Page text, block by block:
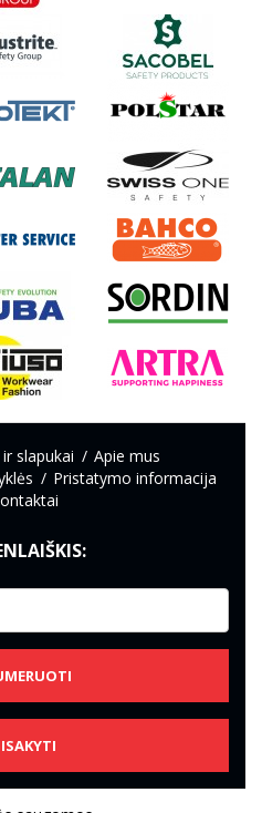
slapukai
Apie mus
Pristatymo informacija